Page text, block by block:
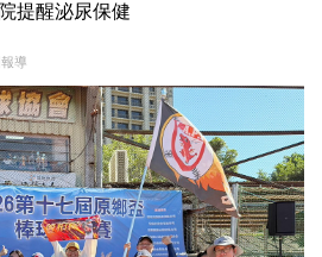
提醒泌尿保健
導